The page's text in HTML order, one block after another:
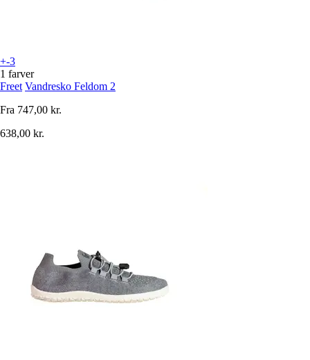
+-3
1 farver
Freet Vandresko Feldom 2
Fra 747,00 kr.
638,00 kr.